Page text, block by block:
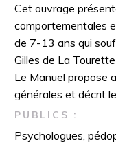
Cet ouvrage
comportementales
de 7-13 ans qui
Gilles de La Tourette
Le Manuel propose
générales et décrit
PUBLICS :
Psychologues,